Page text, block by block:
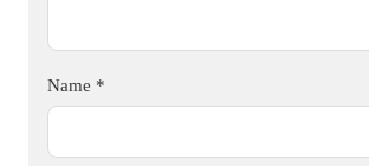
Name *